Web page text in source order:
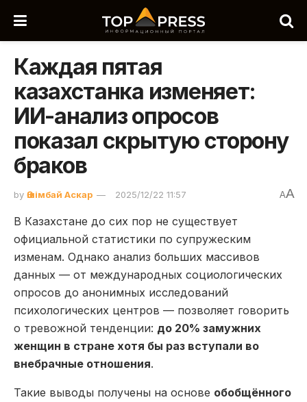
Каждая пятая
казахстанка изменяет:
ИИ-анализ опросов
показал скрытую сторону
браков
by Әшімбай Аскар 2025/12/22 11:57 AA
В Казахстане до сих пор не существует
официальной статистики по супружеским
изменам. Однако анализ больших массивов
данных — от международных социологических
опросов до анонимных исследований
психологических центров — позволяет говорить
о тревожной тенденции: до 20% замужних
женщин в стране хотя бы раз вступали во
внебрачные отношения.
Такие выводы получены на основе обобщённого